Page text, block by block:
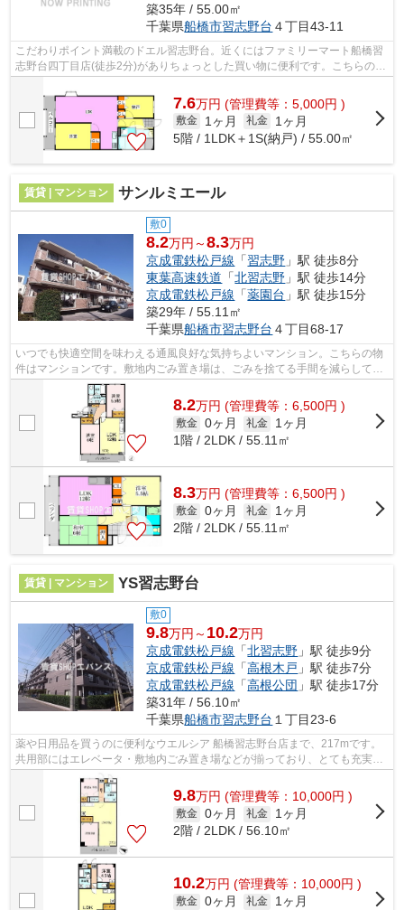
築35年 / 55.00㎡
千葉県船橋市習志野台 ４丁目43-11
こだわりポイント満載のドエル習志野台。近くにはファミリーマート船橋習
志野台四丁目店(徒歩2分)がありちょっとした買い物に便利です。こちらの物
7.6万円 (管理費等：5,000円 )
敷金 1ヶ月 礼金
1ヶ月
5階 / 1LDK＋1S(納戸) / 55.00㎡
賃貸 | マンション サンルミエール
敷0
8.2万円～8.3万円
京成電鉄松戸線 「習志野 」駅 徒歩8分
東葉高速鉄道 「北習志野 」駅 徒歩14分
京成電鉄松戸線 「薬園台 」駅 徒歩15分
築29年 / 55.11㎡
千葉県船橋市習志野台 ４丁目68-17
いつでも快適空間を味わえる通風良好な気持ちよいマンション。こちらの物
件はマンションです。敷地内ごみ置き場は、ごみを捨てる手間を減らしてく
れます。楽に駅へ行きたい方には駅ま...
8.2万円 (管理費等：6,500円 )
敷金 0ヶ月 礼金
1ヶ月
1階 / 2LDK / 55.11㎡
8.3万円 (管理費等：6,500円 )
敷金 0ヶ月 礼金
1ヶ月
2階 / 2LDK / 55.11㎡
賃貸 | マンション YS習志野台
敷0
9.8万円～ 10.2万円
京成電鉄松戸線 「北習志野 」駅 徒歩9分
京成電鉄松戸線 「高根木戸 」駅 徒歩7分
京成電鉄松戸線 「高根公団 」駅 徒歩17分
築31年 / 56.10㎡
千葉県船橋市習志野台 １丁目23-6
薬や日用品を買うのに便利なウエルシア 船橋習志野台店まで、217mです。
共用部にはエレベータ・敷地内ごみ置き場などが揃っており、とても充実し
ています。2駅利用できる場所にあり、...
9.8万円 (管理費等：10,000円 )
敷金 0ヶ月 礼金
1ヶ月
2階 / 2LDK / 56.10㎡
10.2万円 (管理費等：10,000円 )
敷金 0ヶ月 礼金
1ヶ月